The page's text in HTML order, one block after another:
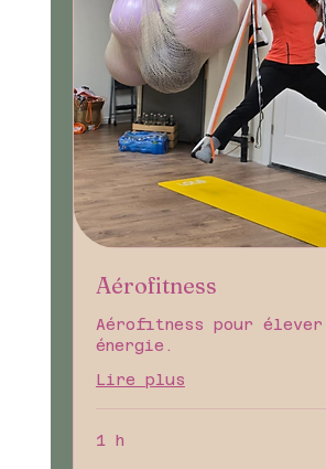
Aérofitness
Aérofitness pour
énergie.
Lire plus
1 h